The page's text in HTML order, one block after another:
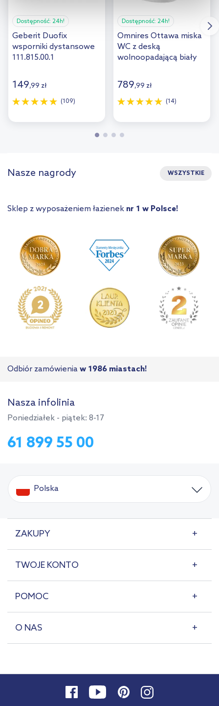
informacji na temat plików cookie i tego, dlaczego ich przepisy,
przejdź do zakładek „Informacje o plikach cookie”.
Dostępność: 24h!
Geberit Duofix
wsporniki dystansowe
111.815.00.1
149,99 zł
(109)
Dostępność: 24h!
Omnires Ottawa miska
WC z deską
wolnoopadającą biały
789,99 zł
(14)
Nasze nagrody WSZYSTKIE
Sklep z wyposażeniem łazienek nr 1 w Polsce!
Odbiór zamówienia w 1986 miastach!
Nasza infolinia
Poniedziałek - piątek: 8-17
61 899 55 00
Polska
ZAKUPY
TWOJE KONTO
POMOC
O NAS